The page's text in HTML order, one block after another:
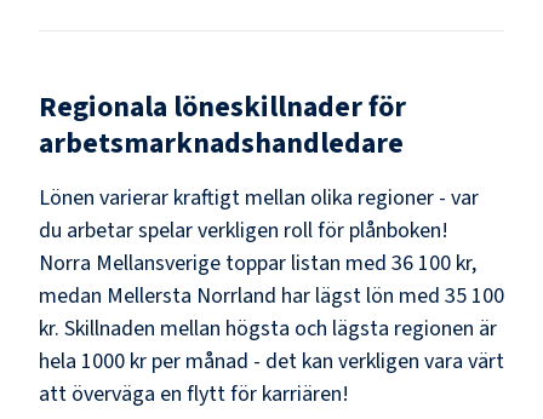
Regionala löneskillnader för
arbetsmarknadshandledare
Lönen varierar kraftigt mellan olika regioner - var
du arbetar spelar verkligen roll för plånboken!
Norra Mellansverige toppar listan med 36 100 kr,
medan Mellersta Norrland har lägst lön med 35 100
kr. Skillnaden mellan högsta och lägsta regionen är
hela 1000 kr per månad - det kan verkligen vara värt
att överväga en flytt för karriären!